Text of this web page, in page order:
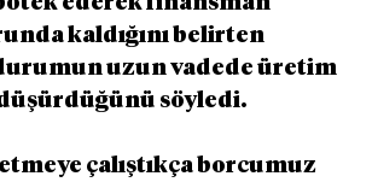
kaldığını belirten
uzun vadede üretim
söyledi.
çalıştıkça borcumuz